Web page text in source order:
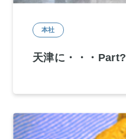
本社
天津に・・・Part?